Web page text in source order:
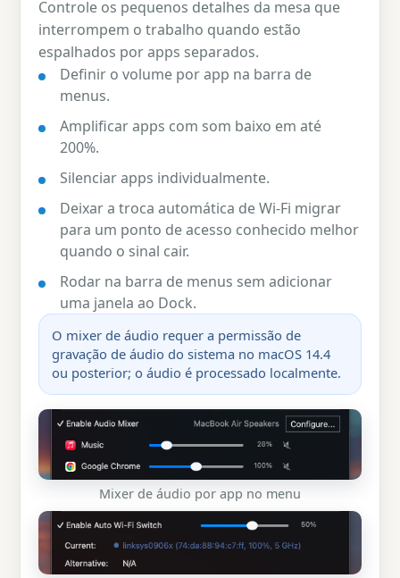
Controle os pequenos detalhes da mesa que
interrompem o trabalho quando estão
espalhados por apps separados.
Definir o volume por app na barra de
menus.
Amplificar apps com som baixo em até
200%.
Silenciar apps individualmente.
Deixar a troca automática de Wi-Fi migrar
para um ponto de acesso conhecido melhor
quando o sinal cair.
Rodar na barra de menus sem adicionar
uma janela ao Dock.
O mixer de áudio requer a permissão de
gravação de áudio do sistema no macOS 14.4
ou posterior; o áudio é processado localmente.
Mixer de áudio por app no menu